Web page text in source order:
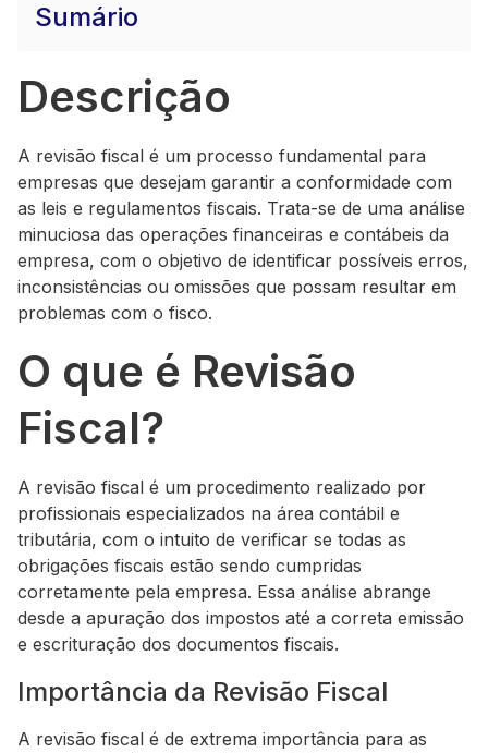
Sumário
Descrição
A revisão fiscal é um processo fundamental para
empresas que desejam garantir a conformidade com
as leis e regulamentos fiscais. Trata-se de uma análise
minuciosa das operações financeiras e contábeis da
empresa, com o objetivo de identificar possíveis erros,
inconsistências ou omissões que possam resultar em
problemas com o fisco.
O que é Revisão
Fiscal?
A revisão fiscal é um procedimento realizado por
profissionais especializados na área contábil e
tributária, com o intuito de verificar se todas as
obrigações fiscais estão sendo cumpridas
corretamente pela empresa. Essa análise abrange
desde a apuração dos impostos até a correta emissão
e escrituração dos documentos fiscais.
Importância da Revisão Fiscal
A revisão fiscal é de extrema importância para as